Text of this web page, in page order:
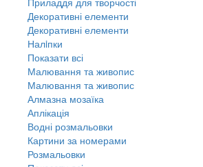
Декоративні елементи
Декоративні елементи
Налiпки
Показати всі
Малювання та живопис
Малювання та живопис
Алмазна мозаїка
Аплікація
Водні розмальовки
Картини за номерами
Розмальовки